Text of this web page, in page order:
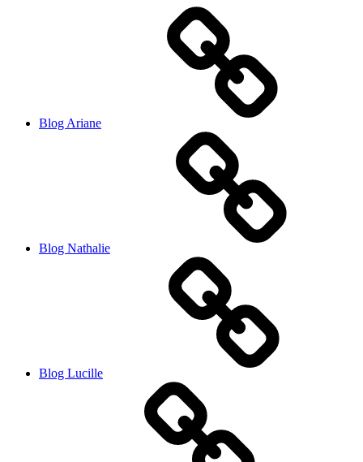
Blog Ariane
Blog Nathalie
Blog Lucille